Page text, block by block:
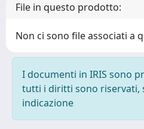
File in questo prodotto:
Non ci sono file associati a
I documenti in IRIS sono
tutti i diritti sono riservati,
indicazione